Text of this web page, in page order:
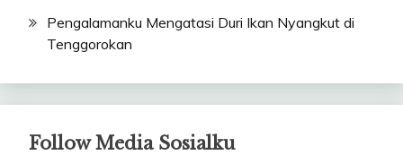
Pengalamanku Mengatasi Duri Ikan Nyangkut di
Tenggorokan
Follow Media Sosialku